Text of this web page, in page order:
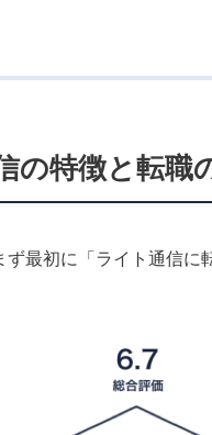
の特徴と転職
最初に「ライト通信に